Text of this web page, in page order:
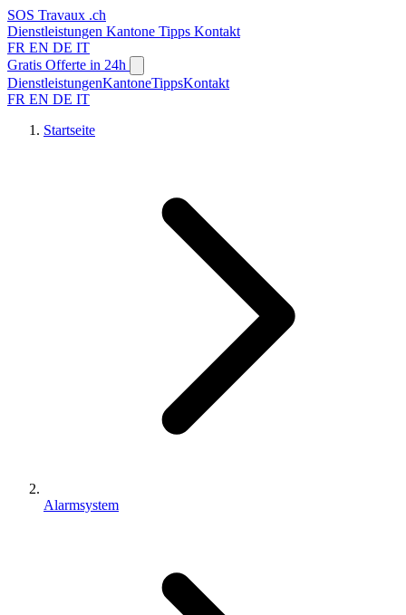
SOS Travaux .ch
Dienstleistungen Kantone Tipps Kontakt
FR EN DE IT
Gratis Offerte in 24h
DienstleistungenKantoneTippsKontakt
FR EN DE IT
Startseite
Alarmsystem